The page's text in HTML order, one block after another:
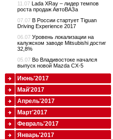
11.07 Lada XRay – лидер темпов
роста продаж АвтоВАЗа
07.07 В России стартует Tiguan
Driving Experience 2017
06.07 Уровень локализации на
калужском заводе Mitsubishi достиг
32,8%
05.07 Во Владивостоке начался
выпуск новой Mazda CX-5
Июнь'2017
Май'2017
Апрель'2017
Март'2017
Февраль'2017
Январь'2017